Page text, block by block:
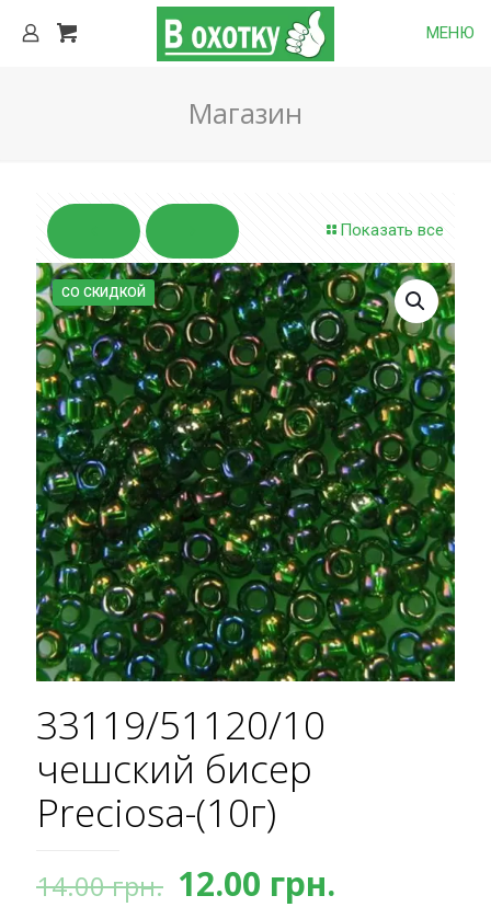
МЕНЮ
Магазин
Показать все
СО СКИДКОЙ
33119/51120/10
чешский бисер
Preciosa-(10г)
14.00грн. Первоначальная
12.00 грн.